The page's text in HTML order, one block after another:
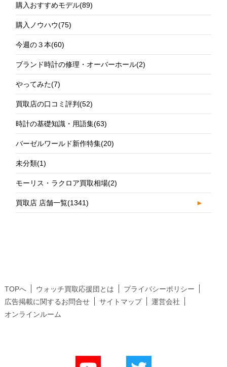
購入おすすめモデル(89)
購入ノウハウ(75)
今週の３本(60)
ブランド時計の修理・オーバーホール(2)
やってみた(7)
買取店の口コミ評判(52)
時計の基礎知識・用語集(63)
バーゼルワールド新作特集(20)
未分類(1)
モーリス・ラクロア買取相場(2)
買取店 店舗一覧(1341) ►
TOPへ ウォッチ買取応援団とは
プライバシーポリシー
広告掲載に関するお問合せ
サイトマップ
運営会社
オンラインルーム